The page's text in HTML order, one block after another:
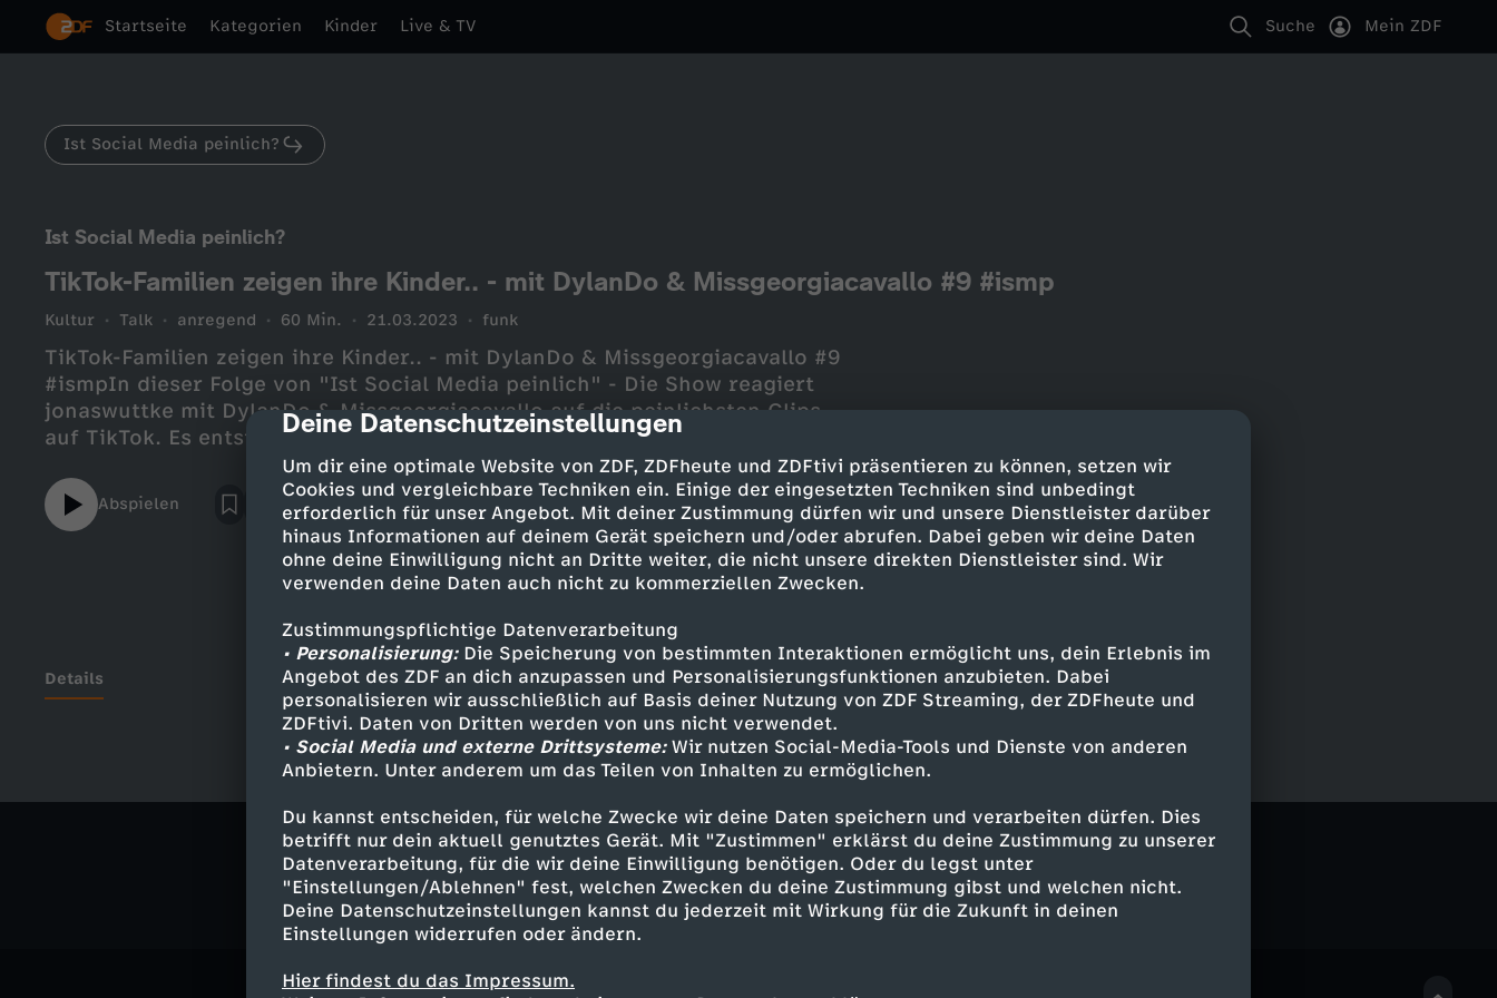
cmp-dialog-description
Deine Datenschutzeinstellungen
Um dir eine optimale Website von ZDF, ZDFheute und ZDFtivi präsentieren zu können, setzen wir
Cookies und vergleichbare Techniken ein. Einige der eingesetzten Techniken sind unbedingt
erforderlich für unser Angebot. Mit deiner Zustimmung dürfen wir und unsere Dienstleister darüber
hinaus Informationen auf deinem Gerät speichern und/oder abrufen. Dabei geben wir deine Daten
ohne deine Einwilligung nicht an Dritte weiter, die nicht unsere direkten Dienstleister sind. Wir
verwenden deine Daten auch nicht zu kommerziellen Zwecken.
Zustimmungspflichtige Datenverarbeitung
• Personalisierung:Die Speicherung von bestimmten Interaktionen ermöglicht uns, dein Erlebnis im
Angebot des ZDF an dich anzupassen und Personalisierungsfunktionen anzubieten. Dabei
personalisieren wir ausschließlich auf Basis deiner Nutzung von ZDF Streaming, der ZDFheute und
ZDFtivi. Daten von Dritten werden von uns nicht verwendet.
• Social Media und externe Drittsysteme:Wir nutzen Social-Media-Tools und Dienste von anderen
Anbietern. Unter anderem um das Teilen von Inhalten zu ermöglichen.
Du kannst entscheiden, für welche Zwecke wir deine Daten speichern und verarbeiten dürfen. Dies
betrifft nur dein aktuell genutztes Gerät. Mit "Zustimmen" erklärst du deine Zustimmung zu unserer
Datenverarbeitung, für die wir deine Einwilligung benötigen. Oder du legst unter
"Einstellungen/Ablehnen" fest, welchen Zwecken du deine Zustimmung gibst und welchen nicht.
Deine Datenschutzeinstellungen kannst du jederzeit mit Wirkung für die Zukunft in deinen
Einstellungen widerrufen oder ändern.
Hier findest du das Impressum.
Startseite Kategorien Kinder Live & TV Suche Mein ZDF
Ist Social Media peinlich?
Ist Social Media peinlich?
TikTok-Familien zeigen ihre Kinder.. - mit DylanDo & Missgeorgiacavallo #9 #ismp
Kultur Talk anregend 60 Min. 21.03.2023 funk
TikTok-Familien zeigen ihre Kinder.. - mit DylanDo & Missgeorgiacavallo #9
#ismpIn dieser Folge von "Ist Social Media peinlich" - Die Show reagiert
jonaswuttke mit DylanDo & Missgeorgiacavallo auf die peinlichsten Clips
auf TikTok. Es entsteht ein offener teils kritischer Talk über Kinder auf
Social Media und Tiktoker:innen die zu viel Geld haben..TIK TOK:
https://www.tiktok.com/@istsocialmediapeinlich YOUTUBE:
https://www.youtube.com/channel/UCnGMsv1OZXDHTCE_qmvPyYwINSTA
GRAM: https://www.instagram.com/istsocialmediapeinlich Hier findet ihr
mehr Infos dazu, wie Pädokriminelle Kinderfotos von Social Media klauen
und missbrauchen:https://daserste.ndr.de/panorama/archiv/2021/Wie-
Paedokriminelle-private-Kinderfotos-
stehlen,kinderpornografie210.htmlhttps://www.schau-hin.info/sicherheit-
risiken/kinderfotos-im-netz-darauf-sollten-eltern-
achtenhttps://www.youtube.com/watch?v=kq7FFAf94X8 "Ist Social Media
peinlich? - Die Show" ist eine Produktion der moonvibe GmbH für funk. Wir
gehören auch zu funk. Schaut da mal rein: YouTube:
https://www.youtube.com/funkofficial Instagram:
https://www.instagram.com/funk TikTok: https://www.tiktok.com/@funk
Website: https://go.funk.net Impressum:
https://go.funk.net/impressumIst Social Media peinlich? - Die Show
Abspielen
Details
Ähnliche Inhalte entdecken
Kultur Talk anregend Ist Social Media peinlich?